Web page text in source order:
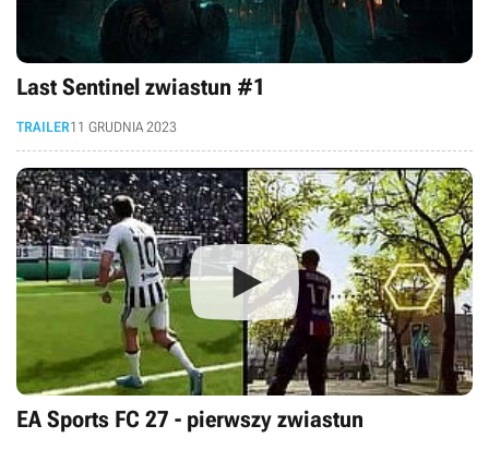
Last Sentinel zwiastun #1
TRAILER11 GRUDNIA 2023
EA Sports FC 27 - pierwszy zwiastun